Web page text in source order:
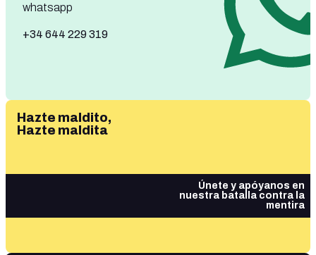
whatsapp
+34 644 229 319
Hazte maldito,
Hazte maldita
Únete y apóyanos en
nuestra batalla contra la
mentira